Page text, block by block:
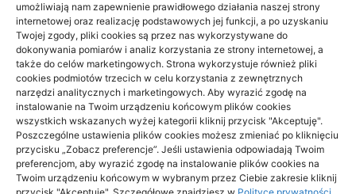
umożliwiają nam zapewnienie prawidłowego działania naszej strony
internetowej oraz realizację podstawowych jej funkcji, a po uzyskaniu
Twojej zgody, pliki cookies są przez nas wykorzystywane do
dokonywania pomiarów i analiz korzystania ze strony internetowej, a
także do celów marketingowych. Strona wykorzystuje również pliki
cookies podmiotów trzecich w celu korzystania z zewnętrznych
narzędzi analitycznych i marketingowych. Aby wyrazić zgodę na
instalowanie na Twoim urządzeniu końcowym plików cookies
wszystkich wskazanych wyżej kategorii kliknij przycisk "Akceptuję".
Poszczególne ustawienia plików cookies możesz zmieniać po kliknięciu
przycisku „Zobacz preferencje”. Jeśli ustawienia odpowiadają Twoim
preferencjom, aby wyrazić zgodę na instalowanie plików cookies na
Twoim urządzeniu końcowym w wybranym przez Ciebie zakresie kliknij
Beskid Śląski: widokowe szlaki na 1
dzień — wybór trasy
18/06/2026